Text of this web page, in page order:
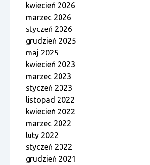
kwiecień 2026
marzec 2026
styczeń 2026
grudzień 2025
maj 2025
kwiecień 2023
marzec 2023
styczeń 2023
listopad 2022
kwiecień 2022
marzec 2022
luty 2022
styczeń 2022
grudzień 2021